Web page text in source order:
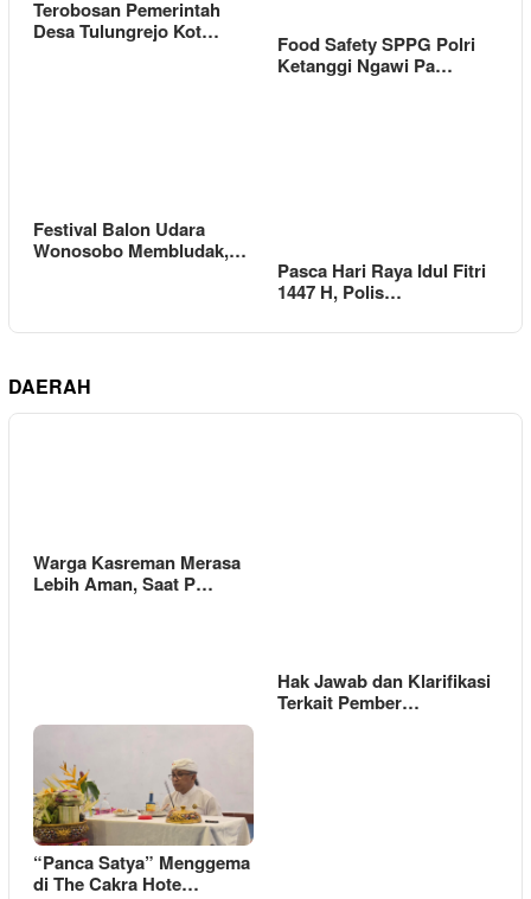
Terobosan Pemerintah
Desa Tulungrejo Kot…
Food Safety SPPG Polri
Ketanggi Ngawi Pa…
Festival Balon Udara
Wonosobo Membludak,…
Pasca Hari Raya Idul Fitri
1447 H, Polis…
DAERAH
Warga Kasreman Merasa
Lebih Aman, Saat P…
Hak Jawab dan Klarifikasi
Terkait Pember…
“Panca Satya” Menggema
di The Cakra Hote…